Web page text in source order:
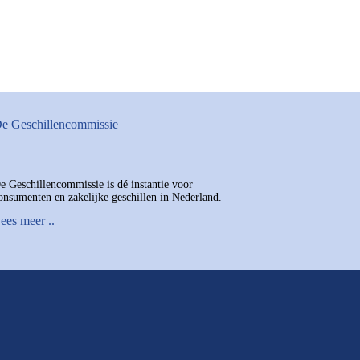
Geschillencommissie
Geschillencommissie is dé instantie voor
en zakelijke geschillen in Nederland.
meer ..